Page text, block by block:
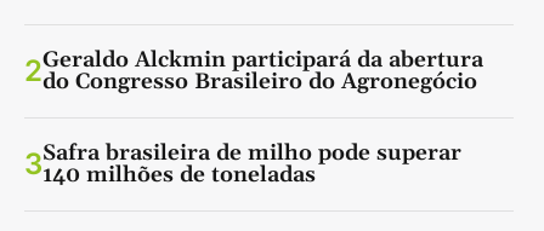
2Geraldo Alckmin participará da abertura
do Congresso Brasileiro do Agronegócio
3Safra brasileira de milho pode superar
140 milhões de toneladas